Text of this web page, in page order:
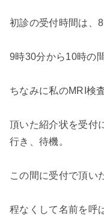
初診の受付時間は、
9時30分から10時の
ちなみに私のMRI検
頂いた紹介状を受付
行き、待機。
この間に受付で頂い
程なくして名前を呼